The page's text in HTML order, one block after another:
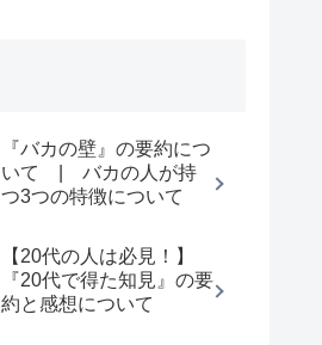
『バカの壁』の要約につ
いて | バカの人が持
つ3つの特徴について
【20代の人は必見！】
『20代で得た知見』の要
約と感想について